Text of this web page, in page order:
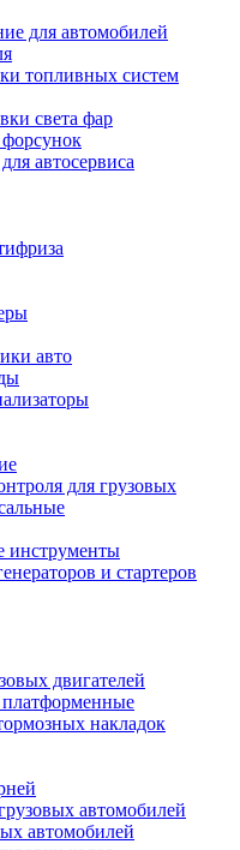
для автомобилей
топливных систем
света фар
автосервиса
авто
для грузовых
инструменты
и стартеров
двигателей
накладок
автомобилей
автомобилей